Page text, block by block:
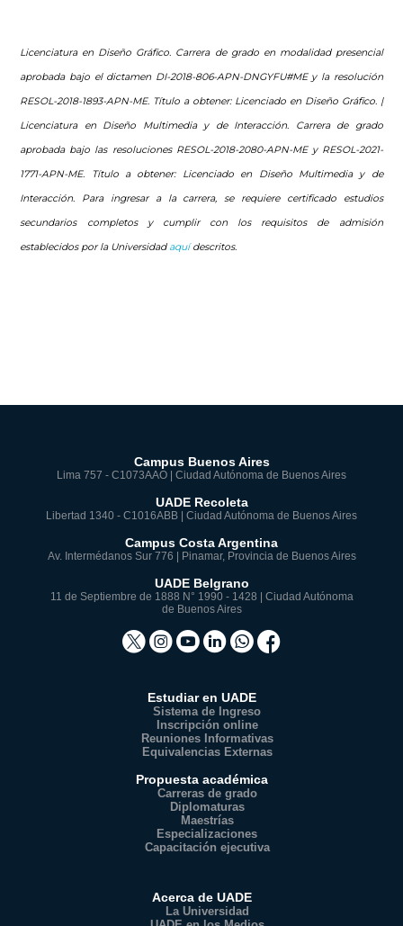
Licenciatura en Diseño Gráfico. Carrera de grado en modalidad presencial
aprobada bajo el dictamen DI-2018-806-APN-DNGYFU#ME y la resolución
RESOL-2018-1893-APN-ME. Título a obtener: Licenciado en Diseño Gráfico. |
Licenciatura en Diseño Multimedia y de Interacción. Carrera de grado
aprobada bajo las resoluciones RESOL-2018-2080-APN-ME y RESOL-2021-
1771-APN-ME. Título a obtener: Licenciado en Diseño Multimedia y de
Interacción. Para ingresar a la carrera, se requiere certificado estudios
secundarios completos y cumplir con los requisitos de admisión
establecidos por la Universidad aquídescritos.
Campus Buenos Aires
Lima 757 - C1073AAO | Ciudad Autónoma de Buenos Aires
UADE Recoleta
Libertad 1340 - C1016ABB | Ciudad Autónoma de Buenos Aires
Campus Costa Argentina
Av. Intermédanos Sur 776 | Pinamar, Provincia de Buenos Aires
UADE Belgrano
11 de Septiembre de 1888 N° 1990 - 1428 | Ciudad Autónoma
de Buenos Aires
Estudiar en UADE
Sistema de Ingreso
Inscripción online
Reuniones Informativas
Equivalencias Externas
Propuesta académica
Carreras de grado
Diplomaturas
Maestrías
Especializaciones
Capacitación ejecutiva
Acerca de UADE
La Universidad